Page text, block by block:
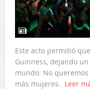
Este acto permitió
Guinness, dejando
mundo: No
más mujeres. Leer